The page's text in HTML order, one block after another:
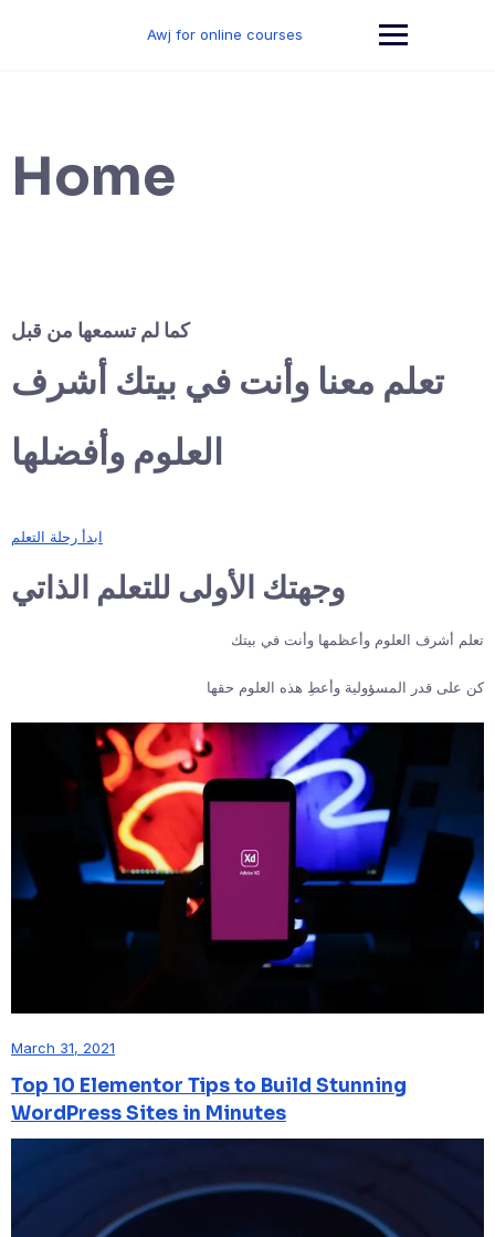
Awj for online courses
Home
كما لم تسمعها من قبل
تعلم معنا وأنت في بيتك أشرف
العلوم وأفضلها
ابدأ رحلة التعلم
وجهتك الأولى للتعلم الذاتي
تعلم أشرف العلوم وأعظمها وأنت في بيتك
كن على قدر المسؤولية وأعطِ هذه العلوم حقها
March 31, 2021
Top 10 Elementor Tips to Build Stunning
WordPress Sites in Minutes